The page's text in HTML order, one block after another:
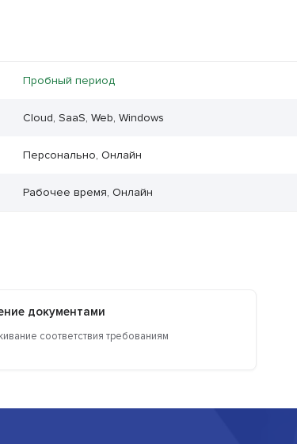
Пробный период
Cloud, SaaS, Web, Windows
Персонально, Онлайн
Рабочее время, Онлайн
документами
соответствия требованиям